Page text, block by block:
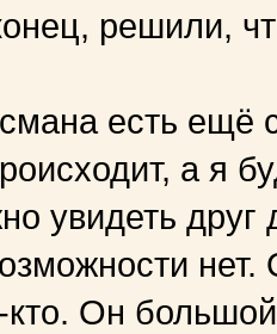
решили,
есть ещё
а я
увидеть друг
Он